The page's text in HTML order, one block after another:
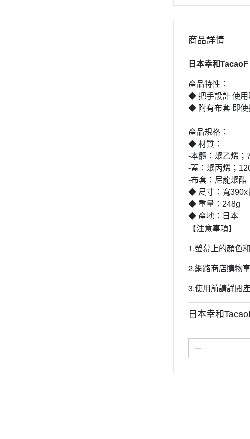
商品詳情
日本幸和
產品特性：
◆ 把手設計 使用
◆ 附有布套 即使
產品規格：
◆ 材質：
-本體：聚乙烯；
-蓋：聚丙烯；
-布套：尼龍聚酯
◆ 尺寸：寬390x
◆ 重量：248g
◆ 產地：日本
【注意事項】
1.螢幕上的顏色
2.網路商店購物
3.使用前請詳閱
日本幸和